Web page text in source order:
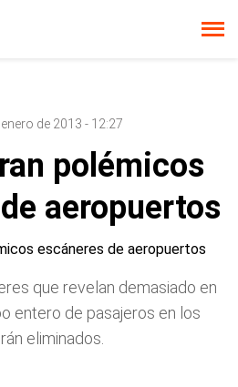
de 2013 - 12:27
polémicos
aeropuertos
que revelan demasiado en
entero de pasajeros en los
eliminados.